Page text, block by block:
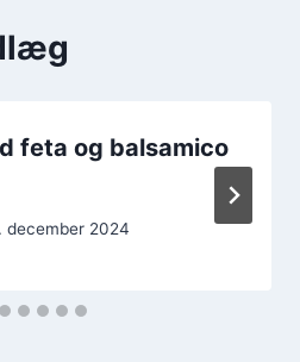
feta og balsamico
december 2024